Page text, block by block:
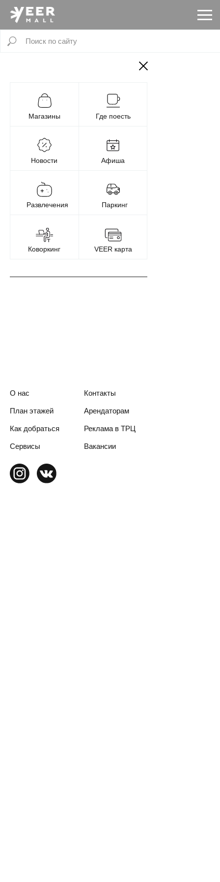
Магазины Где поесть
Новости
Паркинг
Афиша
Развлечения
О нас
План этажей
Как добраться
Арендаторам
Контакты
Реклама в ТРЦ
VEER карта
Коворкинг
Сервисы Вакансии